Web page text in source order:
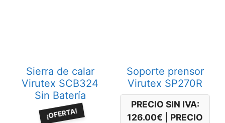
Sierra de calar
Virutex SCB324
Sin Batería
¡OFERTA!
Soporte prensor
Virutex SP270R
PRECIO SIN IVA:
126.00€
PRECIO